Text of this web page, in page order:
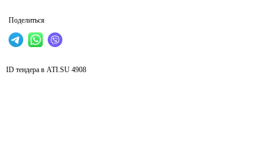
Поделиться
ID тендера в ATI.SU 4908